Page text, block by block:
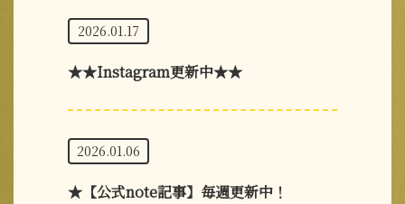
2026.01.17
★★Instagram更新中★★
2026.01.06
★【公式note記事】毎週更新中！